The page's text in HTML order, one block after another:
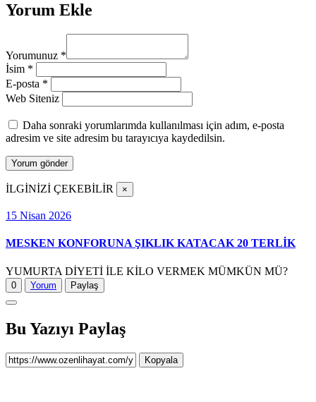
Yorum Ekle
Yorumunuz *
İsim *
E-posta *
Web Siteniz
Daha sonraki yorumlarımda kullanılması için adım, e-posta
adresim ve site adresim bu tarayıcıya kaydedilsin.
İLGİNİZİ ÇEKEBİLİR ×
15 Nisan 2026
MESKEN KONFORUNA ŞIKLIK KATACAK 20 TERLİK
YUMURTA DİYETİ İLE KİLO VERMEK MÜMKÜN MÜ?
0 Yorum Paylaş
Bu Yazıyı Paylaş
Kopyala